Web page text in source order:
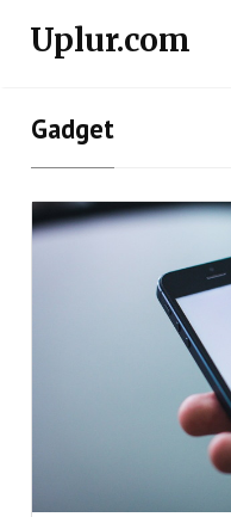
Uplur.com
Gadget